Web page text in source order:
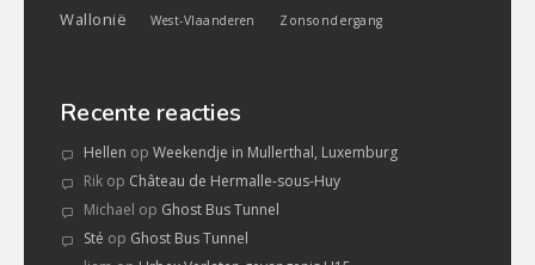
Wallonië West-Vlaanderen Zonsondergang
Recente reacties
Hellen op Weekendje in Mullerthal, Luxemburg
Rik op Château de Hermalle-sous-Huy
Michael op Ghost Bus Tunnel
Sté op Ghost Bus Tunnel